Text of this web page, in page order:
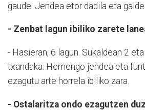
gaude. Jendea etor dadila eta
- Zenbat lagun ibiliko zarete
- Hasieran, 6 lagun. Sukaldean 2
txandaka. Hemengo jendea eta
ezagutu arte horrela ibiliko zara.
- Ostalaritza ondo ezagutzen